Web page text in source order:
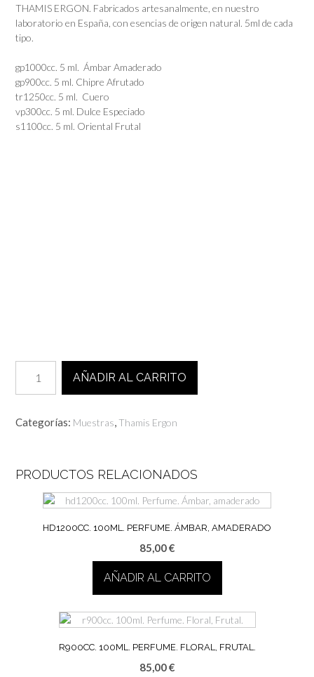
THAMIS ERGON. Fabricados artesanalmente, en nuestro
laboratorio en España, con esencias de origen natural. 5ml de cada
tipo.
gp1000cc. 5 ml. Ámbar Amaderado
gp900cc. 5 ml. Chipre Afrutado
tr1250cc. 5 ml. Cuero
vp300cc. 5 ml. Dulce Especiado
s1100cc. 5 ml. Oriental Frutal
muestras
THAMIS
-3
AÑADIR AL CARRITO
Categorías: Muestras Thamis Ergon
PRODUCTOS RELACIONADOS
HD1200CC. 100ML. PERFUME. ÁMBAR, AMADERADO
85,00€
AÑADIR AL CARRITO
R900CC. 100ML. PERFUME. FLORAL, FRUTAL.
85,00€